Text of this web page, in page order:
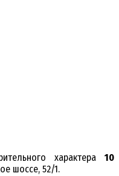
характера 10
шоссе, 52/1.